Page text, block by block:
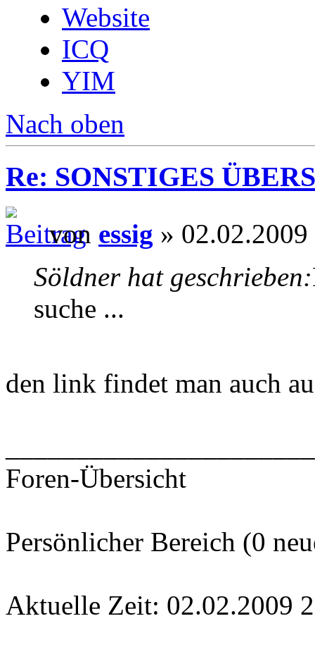
Website
ICQ
YIM
Nach oben
Re: SONSTIGES
von essig »
Söldner hat geschrieben:
suche ...
den link findet man auch
Foren-Übersicht
Persönlicher Bereich (0
Aktuelle Zeit: 02.02.2009